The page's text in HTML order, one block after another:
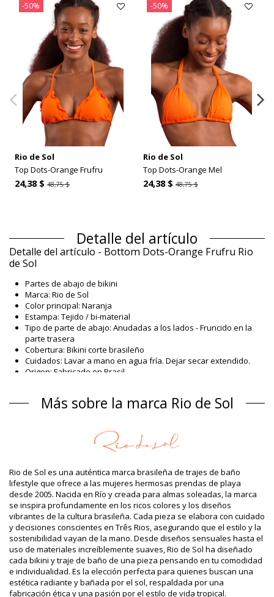
-50%
Rio de Sol
Top Dots-Orange Frufru
24,38 $48,75 $
-50%
Rio de Sol
Top Dots-Orange Mel
24,38 $ 48,75 $
Detalle del artículo
Detalle del artículo - Bottom Dots-Orange Frufru Rio
de Sol
Partes de abajo de bikini
Marca: Rio de Sol
Color principal: Naranja
Estampa: Tejido / bi-material
Tipo de parte de abajo: Anudadas a los lados - Fruncido en la
parte trasera
Cobertura: Bikini corte brasileño
Cuidados: Lavar a mano en agua fría. Dejar secar extendido.
Origen: Fabricado en Brasil
Composición
Revestimiento: 84% Polyamide, 16% Elastane - Oeko-Tex
Información del producto
Departamento: Mujer, Partes de abajo de bikini
Incluye: 1 x Partes de abajo de bikini (Otros accesorios no
incluidos.)
HS CODE (Código aduanero): 6112.41.0010
SKU: 1981118615
EAN: XS (7899810245663), S (7899810245670), M (7899810245687),
L (7899810245694), XL (7899810245700)
Peso: 45g / 0.1lb / 1.59oz
La impresión no es exacta y puede variar según el corte
Fotos retocadas
Más sobre la marca Rio de Sol
Rio de Sol es una auténtica marca brasileña de trajes de baño
lifestyle que ofrece a las mujeres hermosas prendas de playa
desde 2005. Nacida en Río y creada para almas soleadas, la marca
se inspira profundamente en los ricos colores y los diseños
vibrantes de la cultura brasileña. Cada pieza se elabora con cuidado
y decisiones conscientes en Três Rios, asegurando que el estilo y la
sostenibilidad vayan de la mano. Desde diseños sensuales hasta el
uso de materiales increíblemente suaves, Rio de Sol ha diseñado
cada bikini y traje de baño de una pieza pensando en tu comodidad
e individualidad. Es la elección perfecta para quienes buscan una
estética radiante y bañada por el sol, respaldada por una
fabricación ética y una pasión por el estilo de vida tropical.